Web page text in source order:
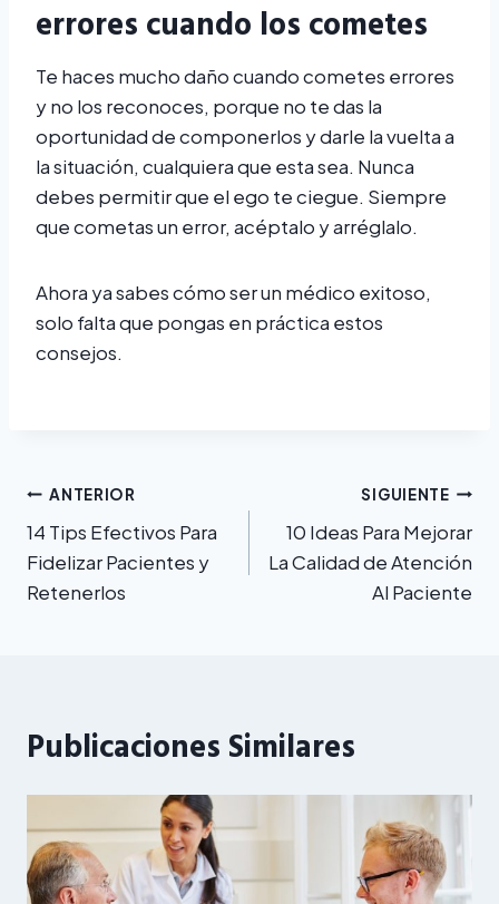
errores cuando los cometes
Te haces mucho daño cuando cometes errores
y no los reconoces, porque no te das la
oportunidad de componerlos y darle la vuelta a
la situación, cualquiera que esta sea. Nunca
debes permitir que el ego te ciegue. Siempre
que cometas un error, acéptalo y arréglalo.
Ahora ya sabes cómo ser un médico exitoso,
solo falta que pongas en práctica estos
consejos.
Navegación
de
entradas
ANTERIOR
14 Tips Efectivos Para
Fidelizar Pacientes y
Retenerlos
SIGUIENTE
10 Ideas Para Mejorar
La Calidad de Atención
Al Paciente
Publicaciones Similares